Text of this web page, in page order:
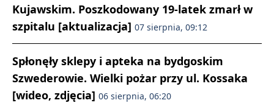
Kujawskim. Poszkodowany 19-latek zmarł w
szpitalu [aktualizacja] 07 sierpnia, 09:12
Spłonęły sklepy i apteka na bydgoskim
Szwederowie. Wielki pożar przy ul. Kossaka
[wideo, zdjęcia] 06 sierpnia, 06:20